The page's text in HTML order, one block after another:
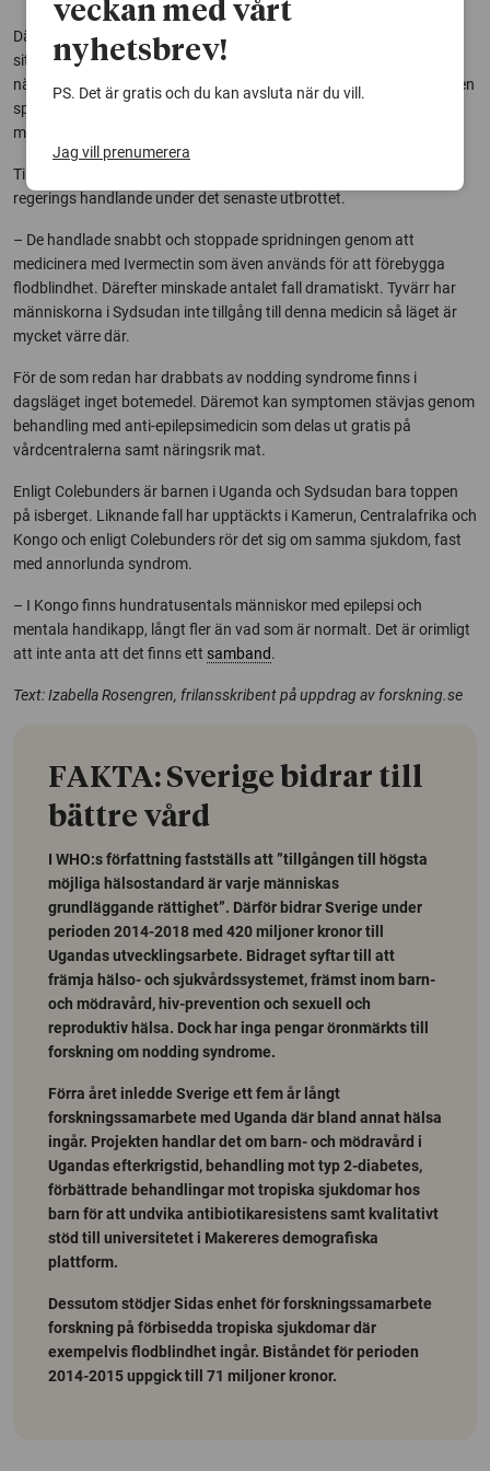
Däremot håller han med om att inbördeskriget förvärrade
situationen eftersom människor tvingades bo i trånga flyktingläger
nära floder med mycket knott som sprider parasiten. Matsituationen
spelade också roll eftersom immunsystemet inte är lika starkt när
man är undernärd.
Till skillnad från lokalbefolkningen berömmer han den ugandiska
regerings handlande under det senaste utbrottet.
– De handlade snabbt och stoppade spridningen genom att
medicinera med Ivermectin som även används för att förebygga
flodblindhet. Därefter minskade antalet fall dramatiskt. Tyvärr har
människorna i Sydsudan inte tillgång till denna medicin så läget är
mycket värre där.
För de som redan har drabbats av nodding syndrome finns i
dagsläget inget botemedel. Däremot kan symptomen stävjas genom
behandling med anti-epilepsimedicin som delas ut gratis på
vårdcentralerna samt näringsrik mat.
Enligt Colebunders är barnen i Uganda och Sydsudan bara toppen
på isberget. Liknande fall har upptäckts i Kamerun, Centralafrika och
Kongo och enligt Colebunders rör det sig om samma sjukdom, fast
med annorlunda syndrom.
– I Kongo finns hundratusentals människor med epilepsi och
mentala handikapp, långt fler än vad som är normalt. Det är orimligt
att inte anta att det finns ett samband.
Text: Izabella Rosengren, frilansskribent på uppdrag av forskning.se
FAKTA: Sverige bidrar till
bättre vård
I WHO:s författning fastställs att ”tillgången till högsta
möjliga hälsostandard är varje människas
grundläggande rättighet”. Därför bidrar Sverige under
perioden 2014-2018 med 420 miljoner kronor till
Ugandas utvecklingsarbete. Bidraget syftar till att
främja hälso- och sjukvårdssystemet, främst inom barn-
och mödravård, hiv-prevention och sexuell och
reproduktiv hälsa. Dock har inga pengar öronmärkts till
forskning om nodding syndrome.
Förra året inledde Sverige ett fem år långt
forskningssamarbete med Uganda där bland annat hälsa
ingår. Projekten handlar det om barn- och mödravård i
Ugandas efterkrigstid, behandling mot typ 2-diabetes,
förbättrade behandlingar mot tropiska sjukdomar hos
barn för att undvika antibiotikaresistens samt kvalitativt
stöd till universitetet i Makereres demografiska
plattform.
Dessutom stödjer Sidas enhet för forskningssamarbete
forskning på förbisedda tropiska sjukdomar där
exempelvis flodblindhet ingår. Biståndet för perioden
2014-2015 uppgick till 71 miljoner kronor.
veckan med vårt
nyhetsbrev!
PS. Det är gratis och du kan avsluta när du vill.
Jag vill prenumerera